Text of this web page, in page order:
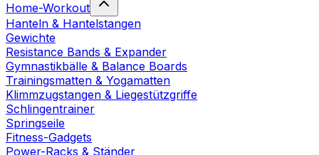
Home-Workout
Hanteln & Hantelstangen
Gewichte
Resistance Bands & Expander
Gymnastikbälle & Balance Boards
Trainingsmatten & Yogamatten
Klimmzugstangen & Liegestützgriffe
Schlingentrainer
Springseile
Fitness-Gadgets
Power-Racks & Ständer